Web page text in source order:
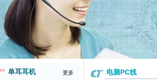
单耳耳机 更多 电脑PC线